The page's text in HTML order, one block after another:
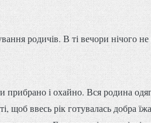
родичів. В ті вечори нічого
прибрано і охайно. Вся родина
щоб ввесь рік готувалась добра